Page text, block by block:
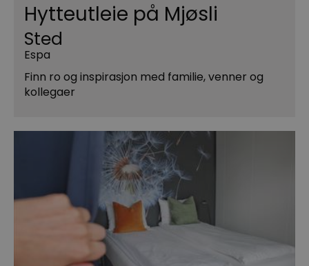
Hytteutleie på Mjøsli
Sted
Espa
Finn ro og inspirasjon med familie, venner og
kollegaer